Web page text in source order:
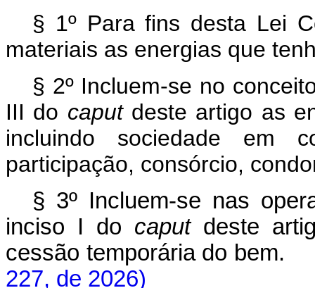
§ 1º Para fins desta Lei
materiais as energias que
§ 2º Incluem-se no
III do caput deste artigo as
incluindo sociedade em
participação, consórcio,
§ 3º Incluem-se nas
inciso I do caputdeste
cessão temporária do
227, de 2026)